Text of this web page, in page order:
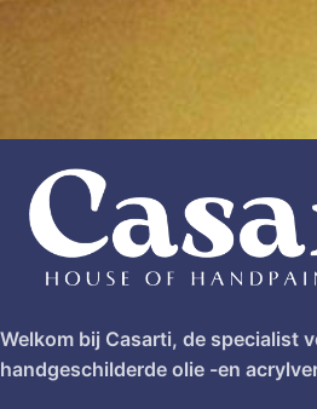
Welkom bij Casarti, de specialist
handgeschilderde olie -en